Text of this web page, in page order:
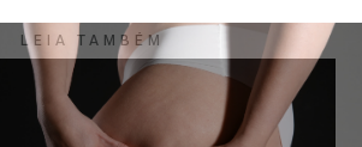
LEIA TAMBÉM